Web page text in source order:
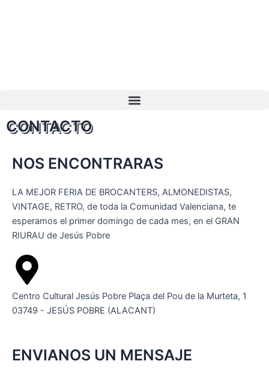
CONTACTO
NOS ENCONTRARAS
LA MEJOR FERIA DE BROCANTERS, ALMONEDISTAS,
VINTAGE, RETRO, de toda la Comunidad Valenciana, te
esperamos el primer domingo de cada mes, en el GRAN
RIURAU de Jesús Pobre
Centro Cultural Jesús Pobre Plaça del Pou de la Murteta, 1
03749 - JESÚS POBRE (ALACANT)
ENVIANOS UN MENSAJE